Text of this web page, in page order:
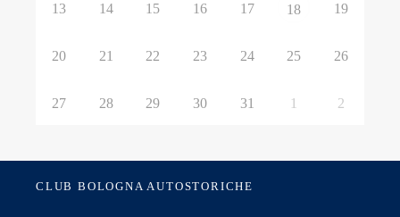
13 14 15 16 17 18 19
20 21 22 23 24 25 26
27 28 29 30 31 1 2
CLUB BOLOGNA AUTOSTORICHE